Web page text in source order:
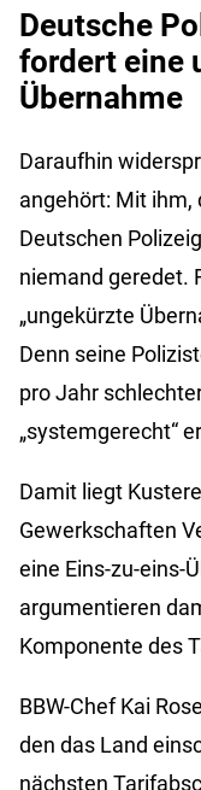
Deutsche
fordert eine
Übernahme
Daraufhin
angehört: Mit
Deutschen
niemand geredet.
„ungekürzte
Denn seine
pro Jahr
„systemgerecht“
Damit liegt
Gewerkschaften
eine Eins-zu-eins-
argumentieren
Komponente des
BBW-Chef Kai
den das Land
nächsten